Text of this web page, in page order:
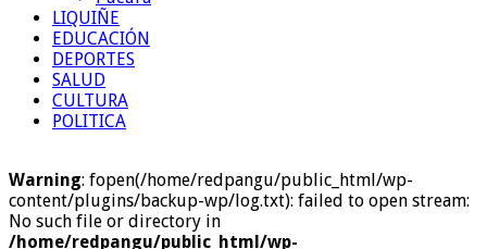
LIQUIÑE
EDUCACIÓN
DEPORTES
SALUD
CULTURA
POLITICA
Warning: fopen(/home/redpangu/public_html/wp-
content/plugins/backup-wp/log.txt): failed to open stream:
No such file or directory in
/home/redpangu/public_html/wp-